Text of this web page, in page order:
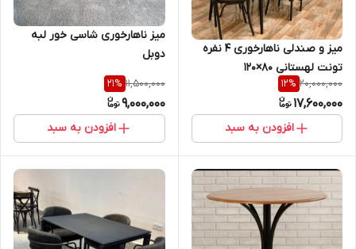
میز و صندلی ناهارخوری ۴ نفره
تونت لهستانی ۸۰×۱۲۰
20,000,000
12%
17,600,000
افزودن به سبد
میز ناهارخوری شاسی خور لبه
دوبل
11,500,000
21%
9,000,000
افزودن به سبد